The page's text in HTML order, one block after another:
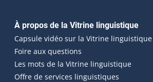
Navigation principale
À propos de la Vitrine linguistique
Capsule vidéo sur la Vitrine linguistique
Foire aux questions
Les mots de la Vitrine linguistique
Offre de services linguistiques